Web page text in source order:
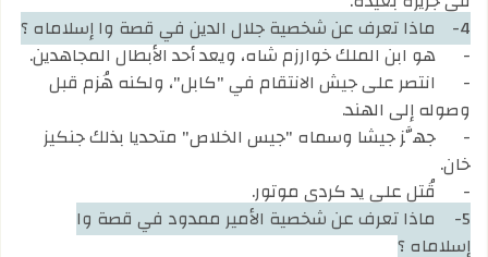
4-
ماذا تعرف عن شخصية جلال الدين في قصة وا إسلاماه ؟
-
هو ابن الملك خوارزم شاه، ويعد أحد الأبطال المجاهدين.
-
انتصر على جيش الانتقام في "كابل"، ولكنه هُزم قبل
وصوله إلى الهند.
-
جهَّز جيشا وسماه "جيس الخلاص" متحديا بذلك جنكيز
خان.
-
قُتل على يد كردي موتور.
5-
ماذا تعرف عن شخصية الأمير ممدود في قصة وا
إسلاماه ؟